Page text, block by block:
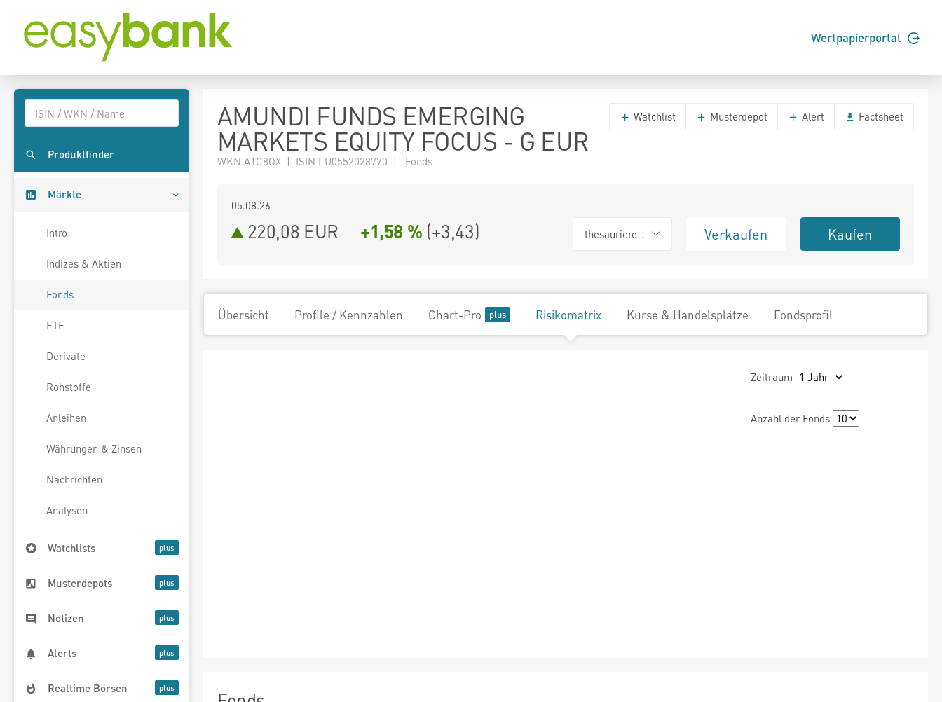
Wertpapierportal
Produktfinder
Märkte
Intro
Indizes & Aktien
Fonds
ETF
Derivate
Rohstoffe
Anleihen
Währungen & Zinsen
Nachrichten
Analysen
Watchlists
Musterdepots
Notizen
Alerts
Realtime Börsen
AMUNDI FUNDS EMERGING
MARKETS EQUITY FOCUS - G EUR
WKN A1C8QX | ISIN LU0552028770 | Fonds
Watchlist Musterdepot Alert Factsheet
05.08.26
220,08 EUR +1,58 % (+3,43) thesaurierend Verkaufen Kaufen
Übersicht Profile / Kennzahlen Chart-Pro Risikomatrix Kurse & Handelsplätze Fondsprofil
Zeitraum
Anzahl der Fonds